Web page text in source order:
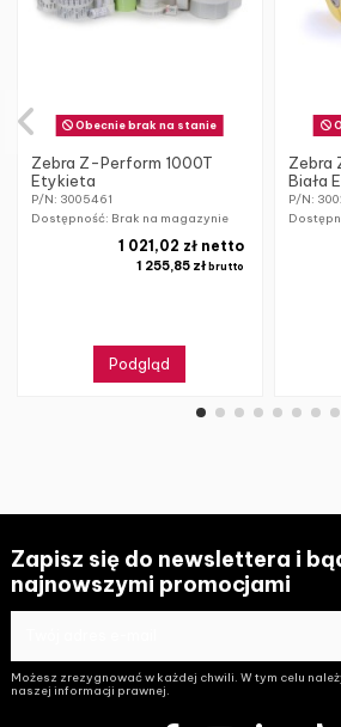
Obecnie brak na stanie
Zebra Z-Perform 1000T
Etykieta
P/N: 3005461
Dostępność: Brak na magazynie
1 255,85 złbrutto
1 021,02 zł netto
Podgląd
Zebra
Biała
P/N:
Zapisz się do newslettera i
najnowszymi promocjami
Możesz zrezygnować w każdej chwili. W tym celu
naszej informacji prawnej.